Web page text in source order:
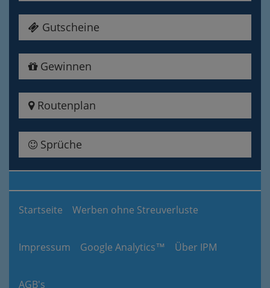
Gutscheine
Gewinnen
Routenplan
Sprüche
Startseite Werben ohne Streuverluste
Impressum Google Analytics™ Über IPM
AGB's